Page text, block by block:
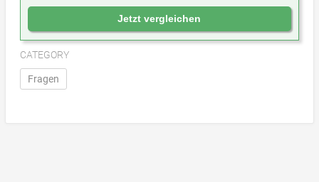
Jetzt vergleichen
CATEGORY
Fragen